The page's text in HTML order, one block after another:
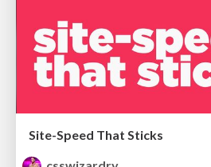
Site-Speed That Sticks